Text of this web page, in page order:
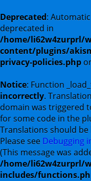
Deprecated:
deprecated in
/home/li62w4zurprl/
content/plugins/
privacy-policies.php
Notice: Function
incorrectly.
domain was triggered
for some code in the
Translations should
Please see Debugging
(This message was
/home/li62w4zurprl/
includes/